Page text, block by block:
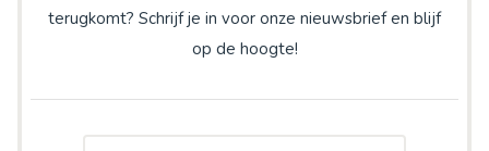
terugkomt? Schrijf je in voor onze nieuwsbrief en blijf
op de hoogte!